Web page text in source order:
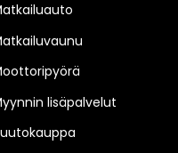
lisäpalvelut